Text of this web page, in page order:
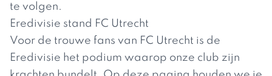
te volgen.
Eredivisie stand FC Utrecht
Voor de trouwe fans van FC Utrecht is de
Eredivisie het podium waarop onze club zijn